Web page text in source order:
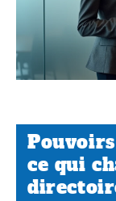
ce qui